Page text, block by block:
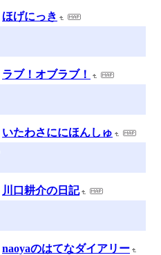
ほげにっき
ラブ！オブラブ！
いたわさににほんしゅ
川口耕介の日記
naoyaのはてなダイアリー